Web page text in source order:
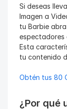
Si deseas
Imagen a
tu Barbie
espectadores
Esta
tu contenido
Obtén tus 80
¿Por qué